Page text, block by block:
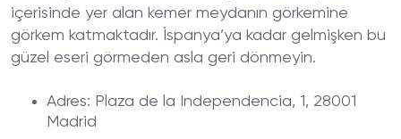
içerisinde yer alan kemer meydanın görkemine
görkem katmaktadır. İspanya’ya kadar gelmişken bu
güzel eseri görmeden asla geri dönmeyin.
Adres: Plaza de la Independencia, 1, 28001
Madrid